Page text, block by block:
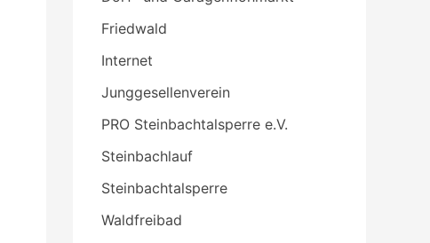
Friedwald
Internet
Junggesellenverein
PRO Steinbachtalsperre e.V.
Steinbachlauf
Steinbachtalsperre
Waldfreibad